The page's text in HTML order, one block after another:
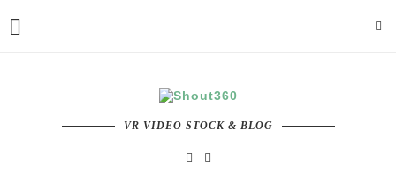
VR VIDEO STOCK & BLOG